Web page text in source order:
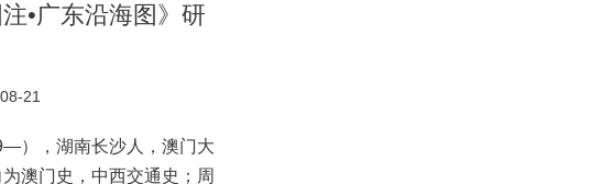
•广东沿海图》研
21
），湖南长沙人，澳门大
澳门史，中西交通史；周